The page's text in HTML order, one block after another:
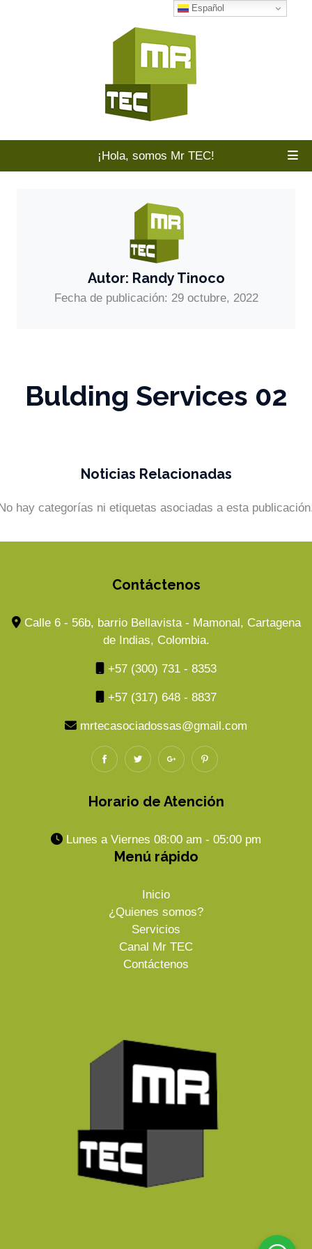
¡Hola, somos Mr TEC!
Autor: Randy Tinoco
Fecha de publicación: 29 octubre, 2022
Bulding Services 02
Noticias Relacionadas
hay categorías ni etiquetas asociadas a esta
Contáctenos
Calle 6 - 56b, barrio Bellavista - Mamonal, Cartagena
de Indias, Colombia.
+57 (300) 731 - 8353
+57 (317) 648 - 8837
mrtecasociadossas@gmail.com
Horario de Atención
Lunes a Viernes 08:00 am - 05:00 pm
Menú rápido
Inicio
¿Quienes somos?
Servicios
Canal Mr TEC
Contáctenos
Español